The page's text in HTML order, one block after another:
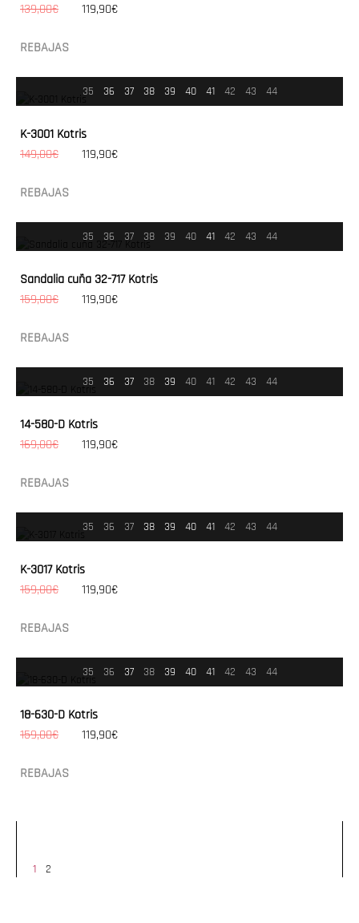
139,00€
119,90€
REBAJAS
35 36 37 38 39 40 41 42 43 44
K-3001 Kotris
149,00€
119,90€
REBAJAS
35 36 37 38 39 40 41 42 43 44
Sandalia cuña 32-717 Kotris
159,00€
119,90€
REBAJAS
35 36 37 38 39 40 41 42 43 44
14-580-D Kotris
169,00€
119,90€
REBAJAS
35 36 37 38 39 40 41 42 43 44
K-3017 Kotris
159,00€
119,90€
REBAJAS
35 36 37 38 39 40 41 42 43 44
18-630-D Kotris
159,00€
119,90€
REBAJAS
1 2